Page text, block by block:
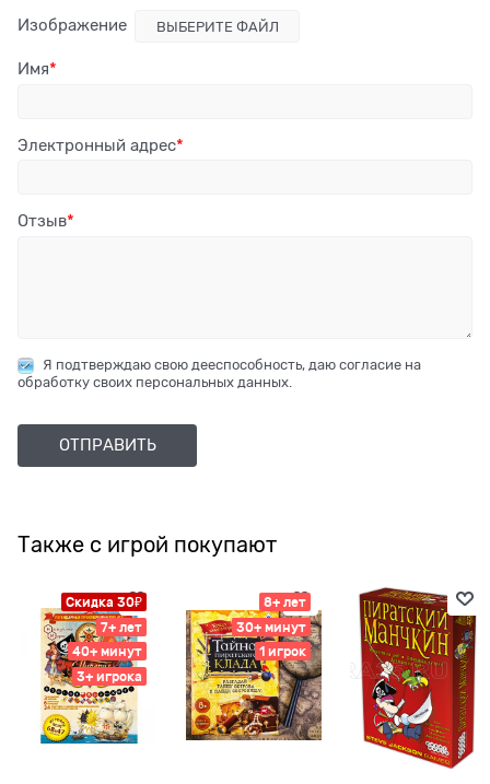
Изображение ВЫБЕРИТЕ ФАЙЛ
Имя
Электронный адрес
Отзыв
Я подтверждаю свою дееспособность, даю согласие на
обработку своих персональных данных.
Также с игрой покупают
Скидка 30₽
7+ лет
40+ минут
3+ игрока
8+ лет
30+ минут
1 игрок